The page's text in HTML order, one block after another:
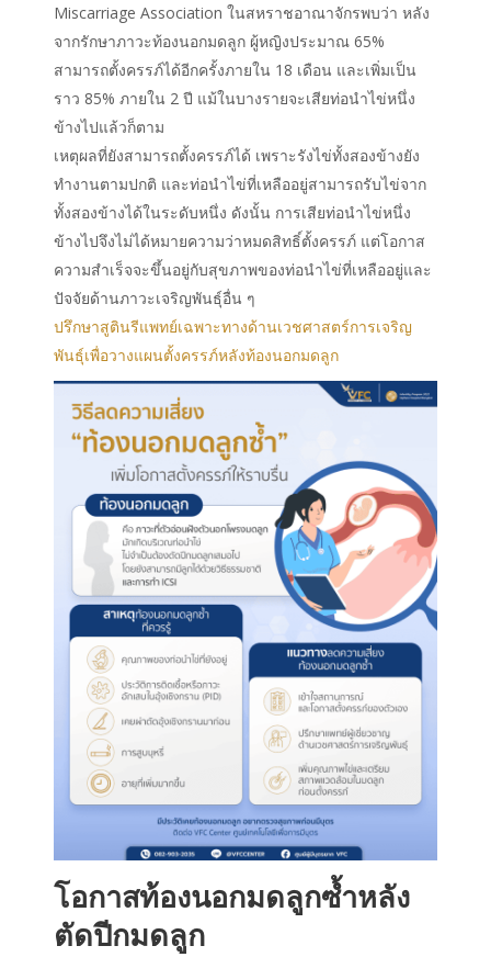
Miscarriage Association ในสหราชอาณาจักรพบว่า หลัง
จากรักษาภาวะท้องนอกมดลูก ผู้หญิงประมาณ 65%
สามารถตั้งครรภ์ได้อีกครั้งภายใน 18 เดือน และเพิ่มเป็น
ราว 85% ภายใน 2 ปี แม้ในบางรายจะเสียท่อนำไข่หนึ่ง
ข้างไปแล้วก็ตาม
เหตุผลที่ยังสามารถตั้งครรภ์ได้ เพราะรังไข่ทั้งสองข้างยัง
ทำงานตามปกติ และท่อนำไข่ที่เหลืออยู่สามารถรับไข่จาก
ทั้งสองข้างได้ในระดับหนึ่ง ดังนั้น การเสียท่อนำไข่หนึ่ง
ข้างไปจึงไม่ได้หมายความว่าหมดสิทธิ์ตั้งครรภ์ แต่โอกาส
ความสำเร็จจะขึ้นอยู่กับสุขภาพของท่อนำไข่ที่เหลืออยู่และ
ปัจจัยด้านภาวะเจริญพันธุ์อื่น ๆ
ปรึกษาสูตินรีแพทย์เฉพาะทางด้านเวชศาสตร์การเจริญ
พันธุ์เพื่อวางแผนตั้งครรภ์หลังท้องนอกมดลูก
โอกาสท้องนอกมดลูกซ้ำหลัง
ตัดปีกมดลูก